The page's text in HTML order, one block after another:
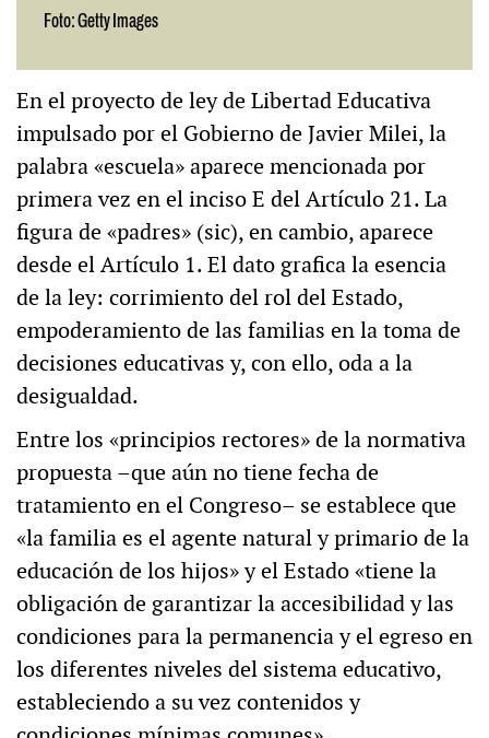
Foto: Getty Images
En el proyecto de ley de Libertad Educativa
impulsado por el Gobierno de Javier Milei, la
palabra «escuela» aparece mencionada por
primera vez en el inciso E del Artículo 21. La
figura de «padres» (sic), en cambio, aparece
desde el Artículo 1. El dato grafica la esencia
de la ley: corrimiento del rol del Estado,
empoderamiento de las familias en la toma de
decisiones educativas y, con ello, oda a la
desigualdad.
Entre los «principios rectores» de la normativa
propuesta –que aún no tiene fecha de
tratamiento en el Congreso– se establece que
«la familia es el agente natural y primario de la
educación de los hijos» y el Estado «tiene la
obligación de garantizar la accesibilidad y las
condiciones para la permanencia y el egreso en
los diferentes niveles del sistema educativo,
estableciendo a su vez contenidos y